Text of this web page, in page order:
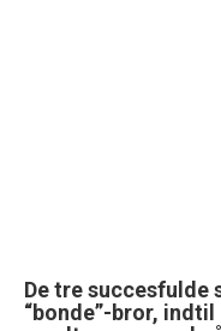
De tre succesfulde
“bonde”-bror,